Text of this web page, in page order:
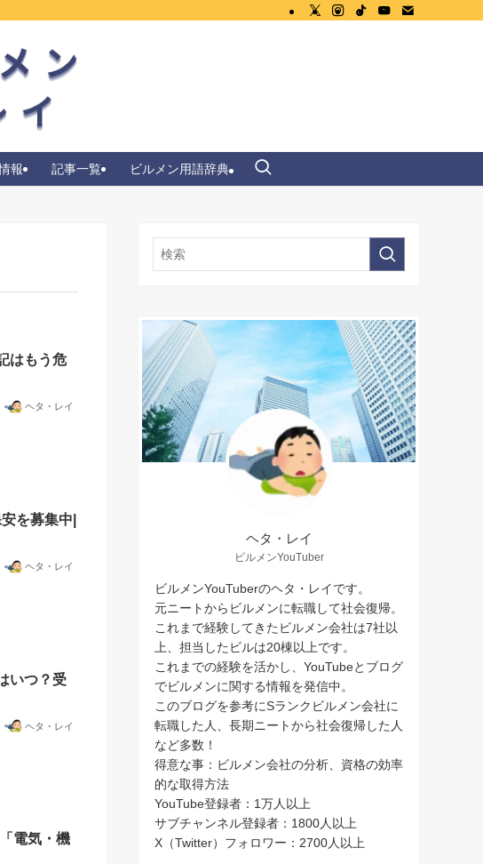
報 記事一覧 ビルメン用語辞典
はもう危
ヘタ・レイ
を募集中|
ヘタ・レイ
いつ？受
ヘタ・レイ
電気・機
ヘタ・レイ
ビルメンYouTuber
ビルメンYouTuberのヘタ・レイです。
元ニートからビルメンに転職して社会復帰。
これまで経験してきたビルメン会社は7社以
上、担当したビルは20棟以上です。
これまでの経験を活かし、YouTubeとブログ
でビルメンに関する情報を発信中。
このブログを参考にSランクビルメン会社に
転職した人、長期ニートから社会復帰した人
など多数！
得意な事：ビルメン会社の分析、資格の効率
的な取得方法
YouTube登録者：1万人以上
サブチャンネル登録者：1800人以上
X（Twitter）フォロワー：2700人以上